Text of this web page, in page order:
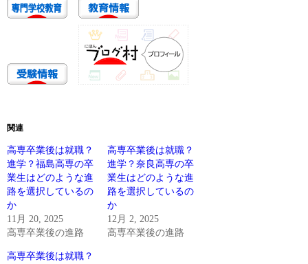
関連
高専卒業後は就職？
進学？福島高専の卒
業生はどのような進
路を選択しているの
か
11月 20, 2025
高専卒業後の進路
高専卒業後は就職？
進学？奈良高専の卒
業生はどのような進
路を選択しているの
か
12月 2, 2025
高専卒業後の進路
高専卒業後は就職？